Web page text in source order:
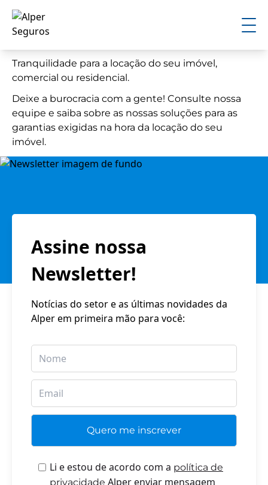
Tranquilidade para a locação do seu imóvel,
comercial ou residencial.
Deixe a burocracia com a gente! Consulte nossa
equipe e saiba sobre as nossas soluções para as
garantias exigidas na hora da locação do seu
imóvel.
Assine nossa
Newsletter!
Notícias do setor e as últimas novidades da
Alper em primeira mão para você:
Li e estou de acordo com a política de
privacidade Alper enviar mensagem